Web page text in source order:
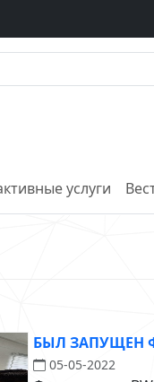
услуги
БЫЛ ЗАПУЩЕН
05-05-2022